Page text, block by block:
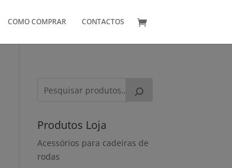
COMO COMPRAR CONTACTOS
Produtos Loja
Acessórios para cadeiras de
rodas